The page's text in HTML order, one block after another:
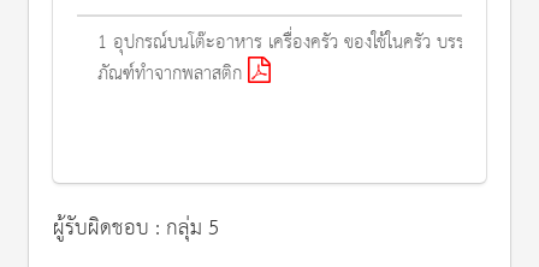
1 อุปกรณ์บนโต๊ะอาหาร เครื่องครัว ของใช้ในครัว บรรจุ
ภัณฑ์ทำจากพลาสติก
ผู้รับผิดชอบ : กลุ่ม 5